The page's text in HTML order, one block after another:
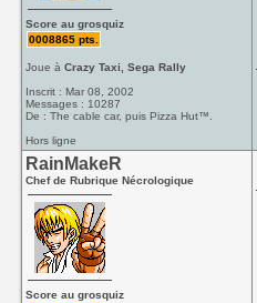
Score au grosquiz
0008865 pts.
Joue àCrazy Taxi, Sega Rally
Inscrit : Mar 08, 2002
Messages : 10287
De : The cable car, puis Pizza Hut™.
Hors ligne
RainMakeR
Chef de Rubrique Nécrologique
Score au grosquiz